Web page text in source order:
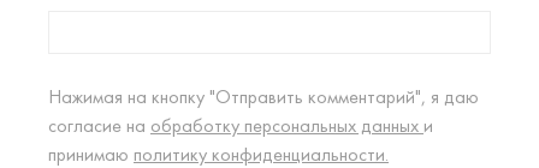
Нажимая на кнопку "Отправить комментарий", я даю
согласие на обработку персональных данных и
принимаю политику конфиденциальности.